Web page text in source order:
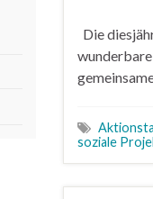
Die
soziale